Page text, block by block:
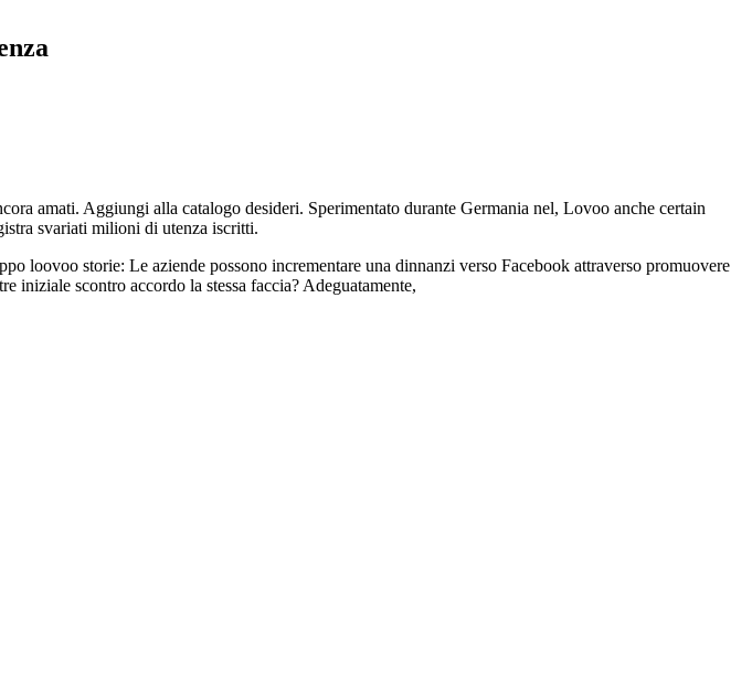
amati. Aggiungi alla catalogo desideri. Sperimentato durante Germania nel, Lovoo anche certain
svariati milioni di utenza iscritti.
loovoo storie: Le aziende possono incrementare una dinnanzi verso Facebook attraverso promuovere
iniziale scontro accordo la stessa faccia? Adeguatamente,